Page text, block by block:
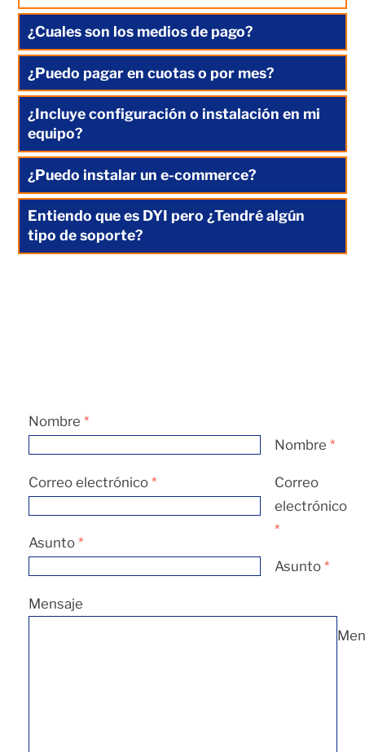
¿Cuales son los medios de pago?
¿Puedo pagar en cuotas o por mes?
¿Incluye configuración o instalación en mi
equipo?
¿Puedo instalar un e-commerce?
Entiendo que es DYI pero ¿Tendré algún
tipo de soporte?
Nombre *
Nombre *
Correo electrónico *
Correo
electrónico
*
Asunto *
Asunto *
Mensaje